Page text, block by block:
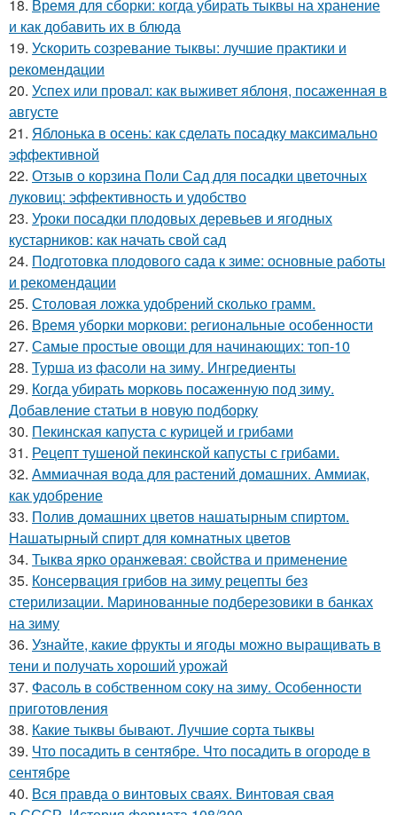
18. Время для сборки: когда убирать тыквы на хранение
и как добавить их в блюда
19. Ускорить созревание тыквы: лучшие практики и
рекомендации
20. Успех или провал: как выживет яблоня, посаженная в
августе
21. Яблонька в осень: как сделать посадку максимально
эффективной
22. Отзыв о корзина Поли Сад для посадки цветочных
луковиц: эффективность и удобство
23. Уроки посадки плодовых деревьев и ягодных
кустарников: как начать свой сад
24. Подготовка плодового сада к зиме: основные работы
и рекомендации
25. Столовая ложка удобрений сколько грамм.
26. Время уборки моркови: региональные особенности
27. Самые простые овощи для начинающих: топ-10
28. Турша из фасоли на зиму. Ингредиенты
29. Когда убирать морковь посаженную под зиму.
Добавление статьи в новую подборку
30. Пекинская капуста с курицей и грибами
31. Рецепт тушеной пекинской капусты с грибами.
32. Аммиачная вода для растений домашних. Аммиак,
как удобрение
33. Полив домашних цветов нашатырным спиртом.
Нашатырный спирт для комнатных цветов
34. Тыква ярко оранжевая: свойства и применение
35. Консервация грибов на зиму рецепты без
стерилизации. Маринованные подберезовики в банках
на зиму
36. Узнайте, какие фрукты и ягоды можно выращивать в
тени и получать хороший урожай
37. Фасоль в собственном соку на зиму. Особенности
приготовления
38. Какие тыквы бывают. Лучшие сорта тыквы
39. Что посадить в сентябре. Что посадить в огороде в
сентябре
40. Вся правда о винтовых сваях. Винтовая свая